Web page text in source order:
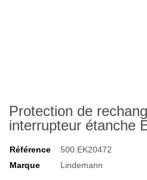
Protection de
interrupteur étanche
Référence
500.EK20472
Marque
Lindemann